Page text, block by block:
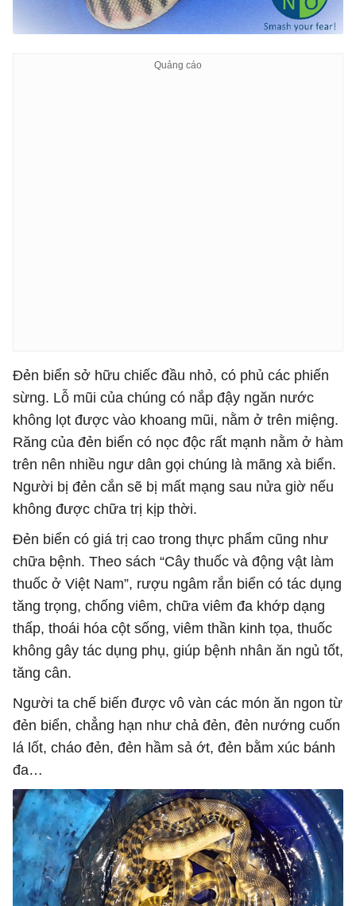
Đẻn biển sở hữu chiếc đầu nhỏ, có phủ các phiến
sừng. Lỗ mũi của chúng có nắp đậy ngăn nước
không lọt được vào khoang mũi, nằm ở trên miệng.
Răng của đẻn biển có nọc độc rất mạnh nằm ở hàm
trên nên nhiều ngư dân gọi chúng là mãng xà biển.
Người bị đẻn cắn sẽ bị mất mạng sau nửa giờ nếu
không được chữa trị kịp thời.
Đẻn biển có giá trị cao trong thực phẩm cũng như
chữa bệnh. Theo sách “Cây thuốc và động vật làm
thuốc ở Việt Nam”, rượu ngâm rắn biển có tác dụng
tăng trọng, chống viêm, chữa viêm đa khớp dạng
thấp, thoái hóa cột sống, viêm thần kinh tọa, thuốc
không gây tác dụng phụ, giúp bệnh nhân ăn ngủ tốt,
tăng cân.
Người ta chế biến được vô vàn các món ăn ngon từ
đẻn biển, chẳng hạn như chả đẻn, đẻn nướng cuốn
lá lốt, cháo đẻn, đẻn hầm sả ớt, đẻn bằm xúc bánh
đa…